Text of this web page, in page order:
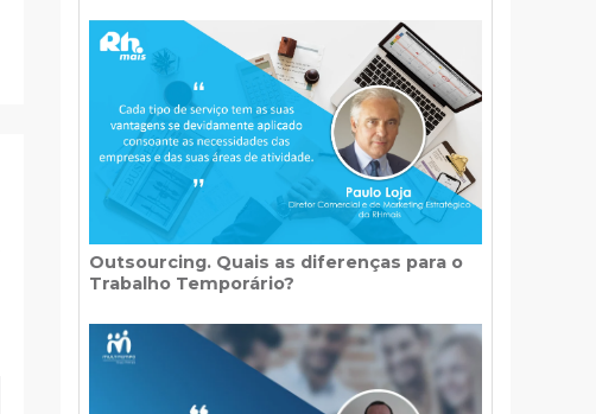
Outsourcing. Quais as diferenças para o
Trabalho Temporário?